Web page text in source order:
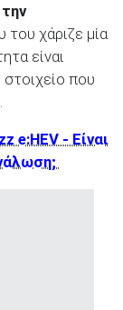
του χάριζε μία
είναι
που
e:HEV - Είναι